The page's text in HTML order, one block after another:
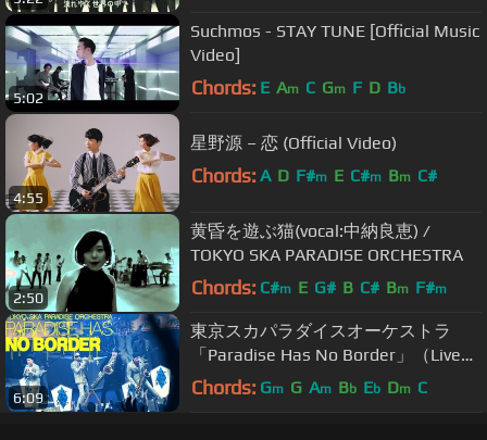
5:02
Suchmos - STAY TUNE [Official Music
Video]
Chords: E Am C Gm F D Bb
4:55
星野源 – 恋 (Official Video)
Chords: A D F#m E C#m Bm C#
2:50
黄昏を遊ぶ猫(vocal:中納良恵) /
TOKYO SKA PARADISE ORCHESTRA
Chords: C#m E G# B C# Bm F#m
6:09
東京スカパラダイスオーケストラ
「Paradise Has No Border」（Live
Ver. ゲスト：さかなクン）
Chords: Gm G Am Bb Eb Dm C